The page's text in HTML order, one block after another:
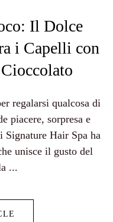
Il Dolce
i Capelli con
regalarsi qualcosa di
piacere, sorpresa e
Signature Hair Spa ha
unisce il gusto del
...